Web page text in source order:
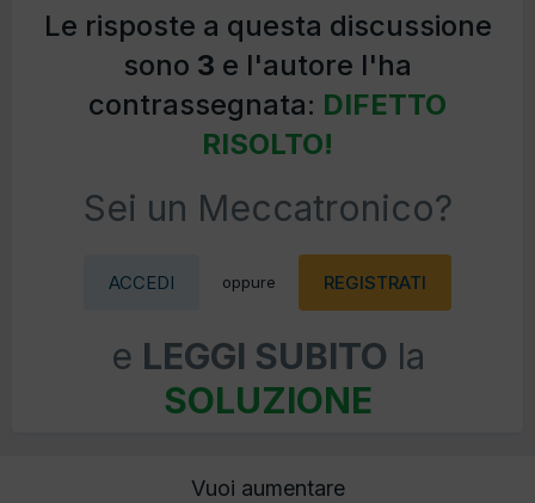
Le risposte a questa discussione
sono 3 e l'autore l'ha
contrassegnata: DIFETTO
RISOLTO!
Sei un Meccatronico?
ACCEDI oppure REGISTRATI
e LEGGI SUBITO la
SOLUZIONE
Vuoi aumentare